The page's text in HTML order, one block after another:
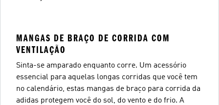
MANGAS DE BRAÇO DE CORRIDA COM
VENTILAÇÃO
Sinta-se amparado enquanto corre. Um acessório
essencial para aquelas longas corridas que você tem
no calendário, estas mangas de braço para corrida da
adidas protegem você do sol, do vento e do frio. A